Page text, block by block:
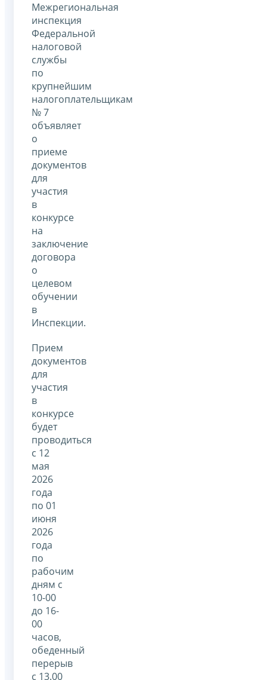
Межрегиональная
инспекция
Федеральной
налоговой
службы
по
крупнейшим
налогоплательщикам
№ 7
объявляет
о
приеме
документов
для
участия
в
конкурсе
на
заключение
договора
о
целевом
обучении
в
Инспекции.
Прием
документов
для
участия
в
конкурсе
будет
проводиться
с 12
мая
2026
года
по 01
июня
2026
года
по
рабочим
дням с
10-00
до 16-
00
часов,
обеденный
перерыв
с 13.00